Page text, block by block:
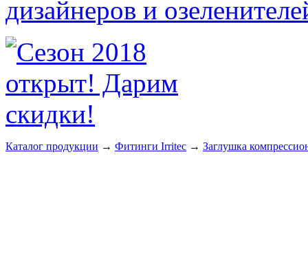
Каталог продукции → Фитинги Irritec → Заглушка